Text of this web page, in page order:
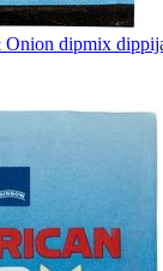
Onion dipmix